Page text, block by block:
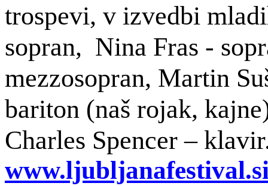
trospevi, v izvedbi
sopran, Nina Fras -
mezzosopran, Martin
bariton (naš rojak,
Charles Spencer –